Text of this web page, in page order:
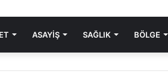
ASAYIŞ SAĞLIK BÖLGE